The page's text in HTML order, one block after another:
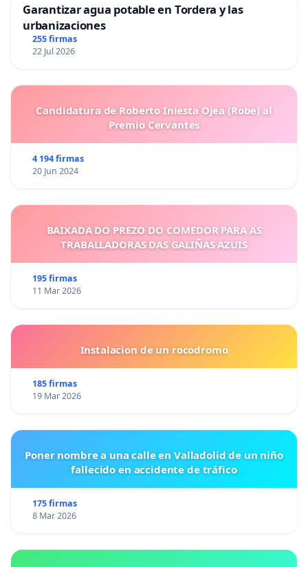
Garantizar agua potable en Tordera y las
urbanizaciones
255 firmas
22 Jul 2026
Candidatura de Roberto Iniesta Ojea (Robe) al
Premio Cervantes
4 194 firmas
20 Jun 2024
BAIXADA DO PREZO DO COMEDOR PARA AS
TRABALLADORAS DAS GALIÑAS AZUIS
195 firmas
11 Mar 2026
Instalacion de un rocodromo
185 firmas
19 Mar 2026
Poner nombre a una calle en Valladolid de un niño
fallecido en accidente de tráfico
175 firmas
8 Mar 2026